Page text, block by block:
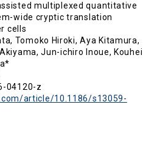
multiplexed quantitative
wide cryptic translation
cells
Tomoko Hiroki, Aya Kitamura,
Jun-ichiro Inoue, Kouhei
04120-z
article/10.1186/s13059-